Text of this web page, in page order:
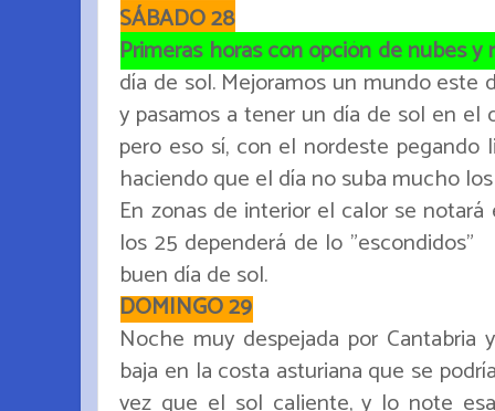
SÁBADO 28
Primeras horas con opción de nubes
día de sol. Mejoramos un mundo este
y pasamos a tener un día de sol en el
pero eso sí, con el nordeste
haciendo que el día no suba mucho
En zonas de interior el calor se
los 25 dependerá de lo "escondidos"
buen día de sol.
DOMINGO 29
Noche muy despejada por Cantabria
baja en la costa asturiana que se
vez que el sol caliente, y lo note